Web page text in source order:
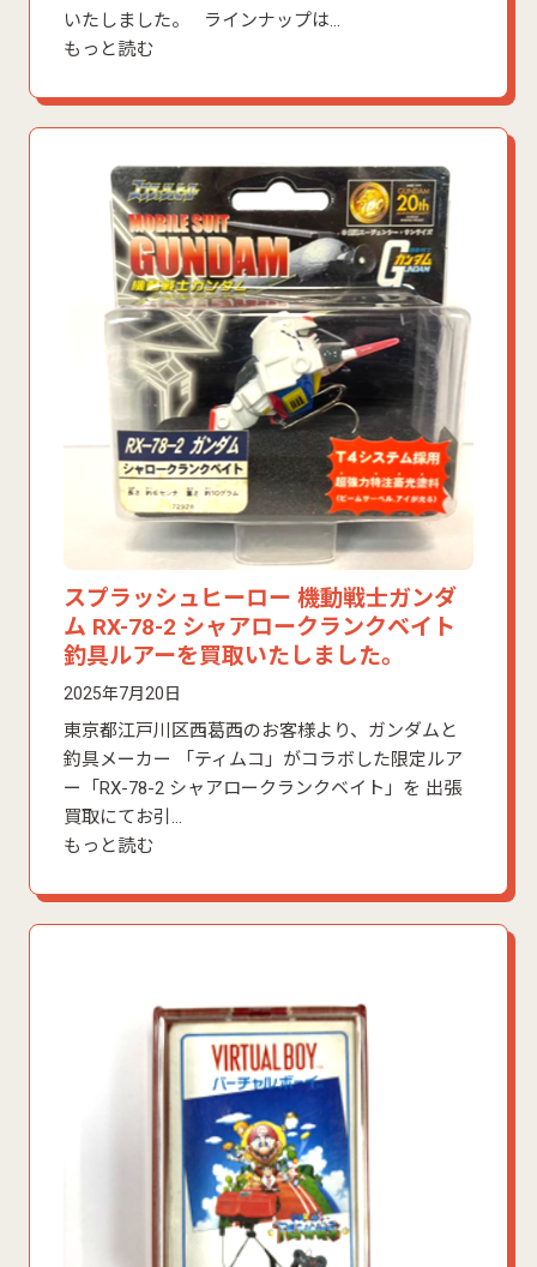
いたしました。 ラインナップは…
もっと読む
スプラッシュヒーロー 機動戦士ガンダ
ム RX-78-2 シャアロークランクベイト
釣具ルアーを買取いたしました。
2025年7月20日
東京都江戸川区西葛西のお客様より、ガンダムと
釣具メーカー 「ティムコ」がコラボした限定ルア
ー「RX-78-2 シャアロークランクベイト」を 出張
買取にてお引…
もっと読む